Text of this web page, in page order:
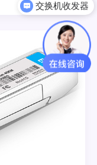
可以介绍下你们的产品么